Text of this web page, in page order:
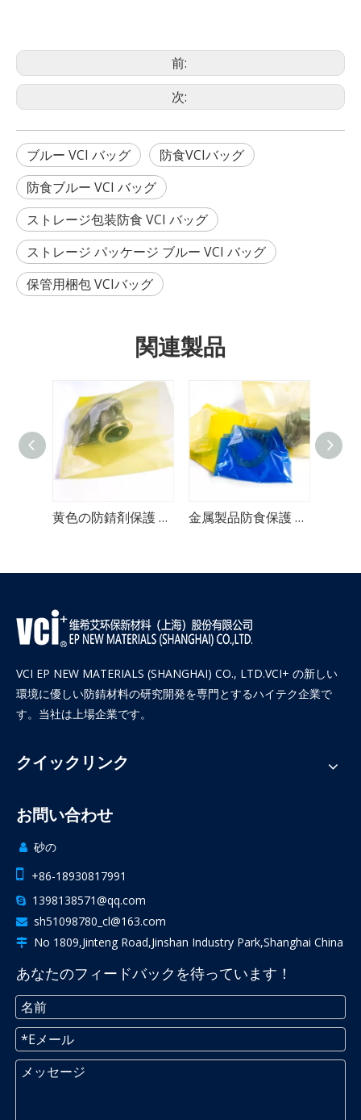
前:
次:
ブルー VCI バッグ
防食VCIバッグ
防食ブルー VCI バッグ
ストレージ包装防食 VCI バッグ
ストレージ パッケージ ブルー VCI バッグ
保管用梱包 VCIバッグ
関連製品
黄色の防錆剤保護 VCI バッグ 金属製品防食保護 VCI バッグ
VCI EP NEW MATERIALS (SHANGHAI) CO., LTD.VCI+ の新しい
環境に優しい防錆材料の研究開発を専門とするハイテク企業で
す。当社は上場企業です。
クイックリンク
お問い合わせ
 砂の
 +86-18930817991
 1398138571@qq.com
 sh51098780_cl@163.com
 No 1809,Jinteng Road,Jinshan Industry Park,Shanghai China
あなたのフィードバックを待っています！